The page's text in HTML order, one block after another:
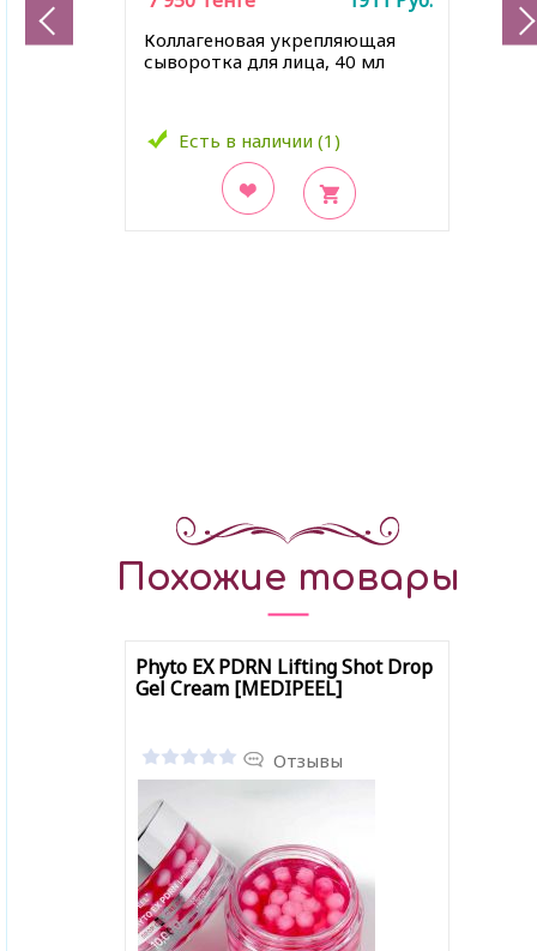
Коллагеновая укрепляющая
сыворотка для лица, 40 мл
Есть в наличии (1)
Похожие товары
Phyto EX PDRN Lifting Shot Drop
Gel Cream [MEDIPEEL]
Отзывы